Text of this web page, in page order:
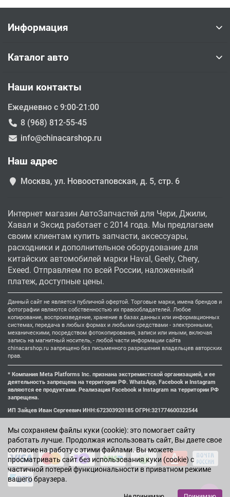
Мы cохраняем файлы куки (cookie): это помогает сайту
работать лучше. Продолжая использовать сайт, Вы даете свое
согласие на работу с этими файлами. Вы можете
просматривать сайт без использования куки (cookie) с
частичной потерей функциональности в приватном режиме
вашего браузера.
Информация
Каталог авто
Наши контакты
Ежедневно с 9:00-21:00
8 (968) 812-55-45
info@chinacarshop.ru
Наш адрес
Москва, ул. Новоостаповская, д. 5, стр. 6
Интернет магазин АвтоЗапчастей для Чери, Джили,
Хавал и Эксид работает с 2014 года. Мы предлагаем
своим клиентам купить запчасти, аксессуары,
расходники и дополнительное оборудование для
китайских автомобилей марки Haval, Geely, Chery,
Exeed. Отправляем по всей России, наложенный
платеж, доступные цены.
Данный сайт не является публичной офертой. Торговые марки, имена брендов и
фотографии являются собственностью их правообладателей. Любое
копирование, воспроизведение, хранение в базах данных или информационных
системах, передача в любых формах и любыми средствами - электронными,
механическими, посредством фотокопирования, записи или иными, включая
запись на магнитный носитель, - любой части информации сайта
chinacarshop.ru запрещено без письменного разрешения владельцев авторских
прав.
* Компания Meta Platforms Inc. признана экстремистской организацией, и ее
деятельность запрещена на территории РФ. WhatsApp, Facebook и Instagram
являются ее продуктами. Реализация Facebook и Instagram на территории РФ
запрещена.
ИП Зайцев Иван Сергеевич ИНН:672303920185 ОГРН:321774600322544